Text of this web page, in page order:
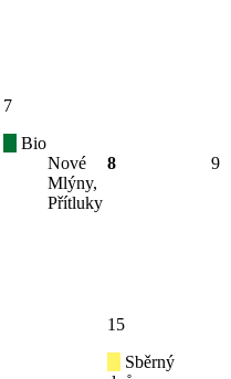
7
Bio
Nové
Mlýny,
Přítluky
8 9
15
Sběrný